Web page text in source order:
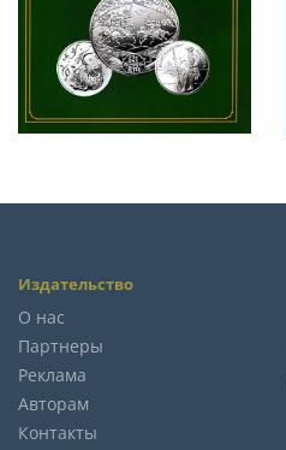
Издательство
О нас
Партнеры
Реклама
Авторам
Контакты